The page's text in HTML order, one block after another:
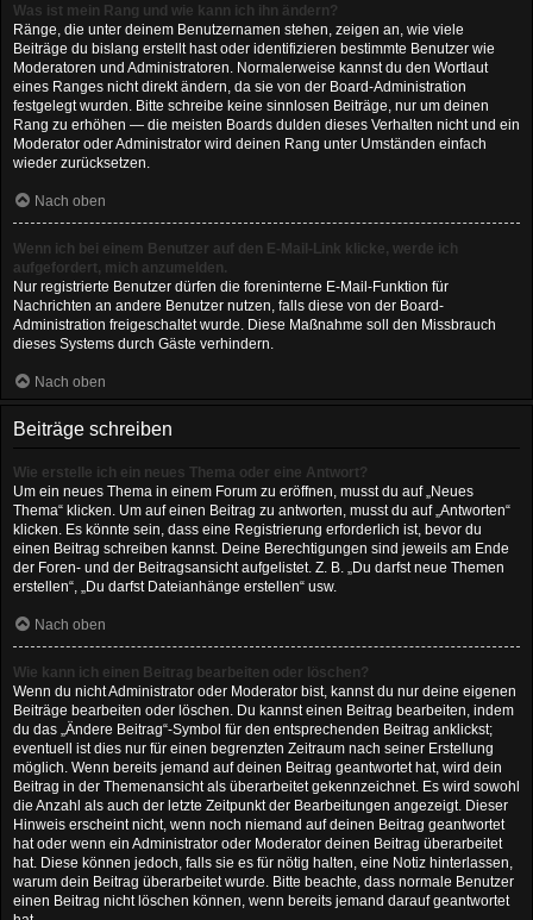
Was ist mein Rang und wie kann ich ihn ändern?
Ränge, die unter deinem Benutzernamen stehen, zeigen an, wie viele
Beiträge du bislang erstellt hast oder identifizieren bestimmte Benutzer wie
Moderatoren und Administratoren. Normalerweise kannst du den Wortlaut
eines Ranges nicht direkt ändern, da sie von der Board-Administration
festgelegt wurden. Bitte schreibe keine sinnlosen Beiträge, nur um deinen
Rang zu erhöhen — die meisten Boards dulden dieses Verhalten nicht und ein
Moderator oder Administrator wird deinen Rang unter Umständen einfach
wieder zurücksetzen.
Nach oben
Wenn ich bei einem Benutzer auf den E-Mail-Link klicke, werde ich
aufgefordert, mich anzumelden.
Nur registrierte Benutzer dürfen die foreninterne E-Mail-Funktion für
Nachrichten an andere Benutzer nutzen, falls diese von der Board-
Administration freigeschaltet wurde. Diese Maßnahme soll den Missbrauch
dieses Systems durch Gäste verhindern.
Nach oben
Beiträge schreiben
Wie erstelle ich ein neues Thema oder eine Antwort?
Um ein neues Thema in einem Forum zu eröffnen, musst du auf „Neues
Thema“ klicken. Um auf einen Beitrag zu antworten, musst du auf „Antworten“
klicken. Es könnte sein, dass eine Registrierung erforderlich ist, bevor du
einen Beitrag schreiben kannst. Deine Berechtigungen sind jeweils am Ende
der Foren- und der Beitragsansicht aufgelistet. Z. B. „Du darfst neue Themen
erstellen“, „Du darfst Dateianhänge erstellen“ usw.
Nach oben
Wie kann ich einen Beitrag bearbeiten oder löschen?
Wenn du nicht Administrator oder Moderator bist, kannst du nur deine eigenen
Beiträge bearbeiten oder löschen. Du kannst einen Beitrag bearbeiten, indem
du das „Ändere Beitrag“-Symbol für den entsprechenden Beitrag anklickst;
eventuell ist dies nur für einen begrenzten Zeitraum nach seiner Erstellung
möglich. Wenn bereits jemand auf deinen Beitrag geantwortet hat, wird dein
Beitrag in der Themenansicht als überarbeitet gekennzeichnet. Es wird sowohl
die Anzahl als auch der letzte Zeitpunkt der Bearbeitungen angezeigt. Dieser
Hinweis erscheint nicht, wenn noch niemand auf deinen Beitrag geantwortet
hat oder wenn ein Administrator oder Moderator deinen Beitrag überarbeitet
hat. Diese können jedoch, falls sie es für nötig halten, eine Notiz hinterlassen,
warum dein Beitrag überarbeitet wurde. Bitte beachte, dass normale Benutzer
einen Beitrag nicht löschen können, wenn bereits jemand darauf geantwortet